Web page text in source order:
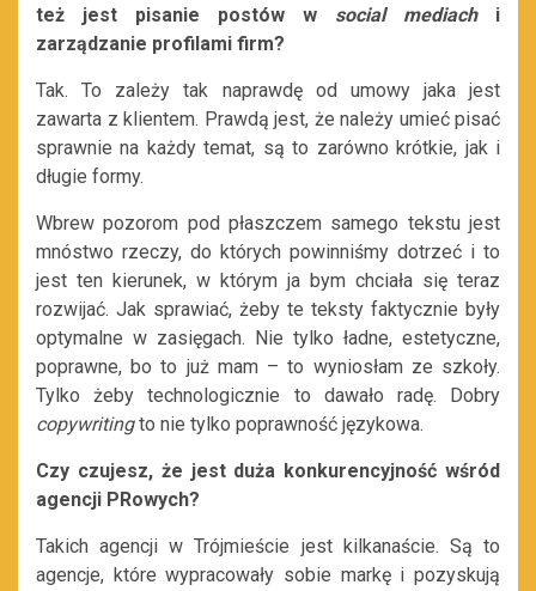
też jest pisanie postów w social mediach i
zarządzanie profilami firm?
Tak. To zależy tak naprawdę od umowy jaka jest
zawarta z klientem. Prawdą jest, że należy umieć pisać
sprawnie na każdy temat, są to zarówno krótkie, jak i
długie formy.
Wbrew pozorom pod płaszczem samego tekstu jest
mnóstwo rzeczy, do których powinniśmy dotrzeć i to
jest ten kierunek, w którym ja bym chciała się teraz
rozwijać. Jak sprawiać, żeby te teksty faktycznie były
optymalne w zasięgach. Nie tylko ładne, estetyczne,
poprawne, bo to już mam – to wyniosłam ze szkoły.
Tylko żeby technologicznie to dawało radę. Dobry
copywritingto nie tylko poprawność językowa.
Czy czujesz, że jest duża konkurencyjność wśród
agencji PRowych?
Takich agencji w Trójmieście jest kilkanaście. Są to
agencje, które wypracowały sobie markę i pozyskują